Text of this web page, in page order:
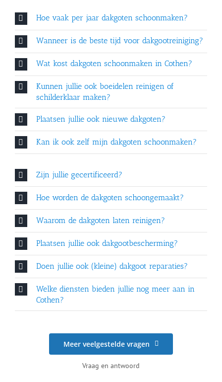
Hoe vaak per jaar dakgoten schoonmaken?
Wanneer is de beste tijd voor dakgootreiniging?
Wat kost dakgoten schoonmaken in Cothen?
Kunnen jullie ook boeidelen reinigen of
schilderklaar maken?
Plaatsen jullie ook nieuwe dakgoten?
Kan ik ook zelf mijn dakgoten schoonmaken?
Zijn jullie gecertificeerd?
Hoe worden de dakgoten schoongemaakt?
Waarom de dakgoten laten reinigen?
Plaatsen jullie ook dakgootbescherming?
Doen jullie ook (kleine) dakgoot reparaties?
Welke diensten bieden jullie nog meer aan in
Cothen?
Meer veelgestelde vragen
Vraag en antwoord